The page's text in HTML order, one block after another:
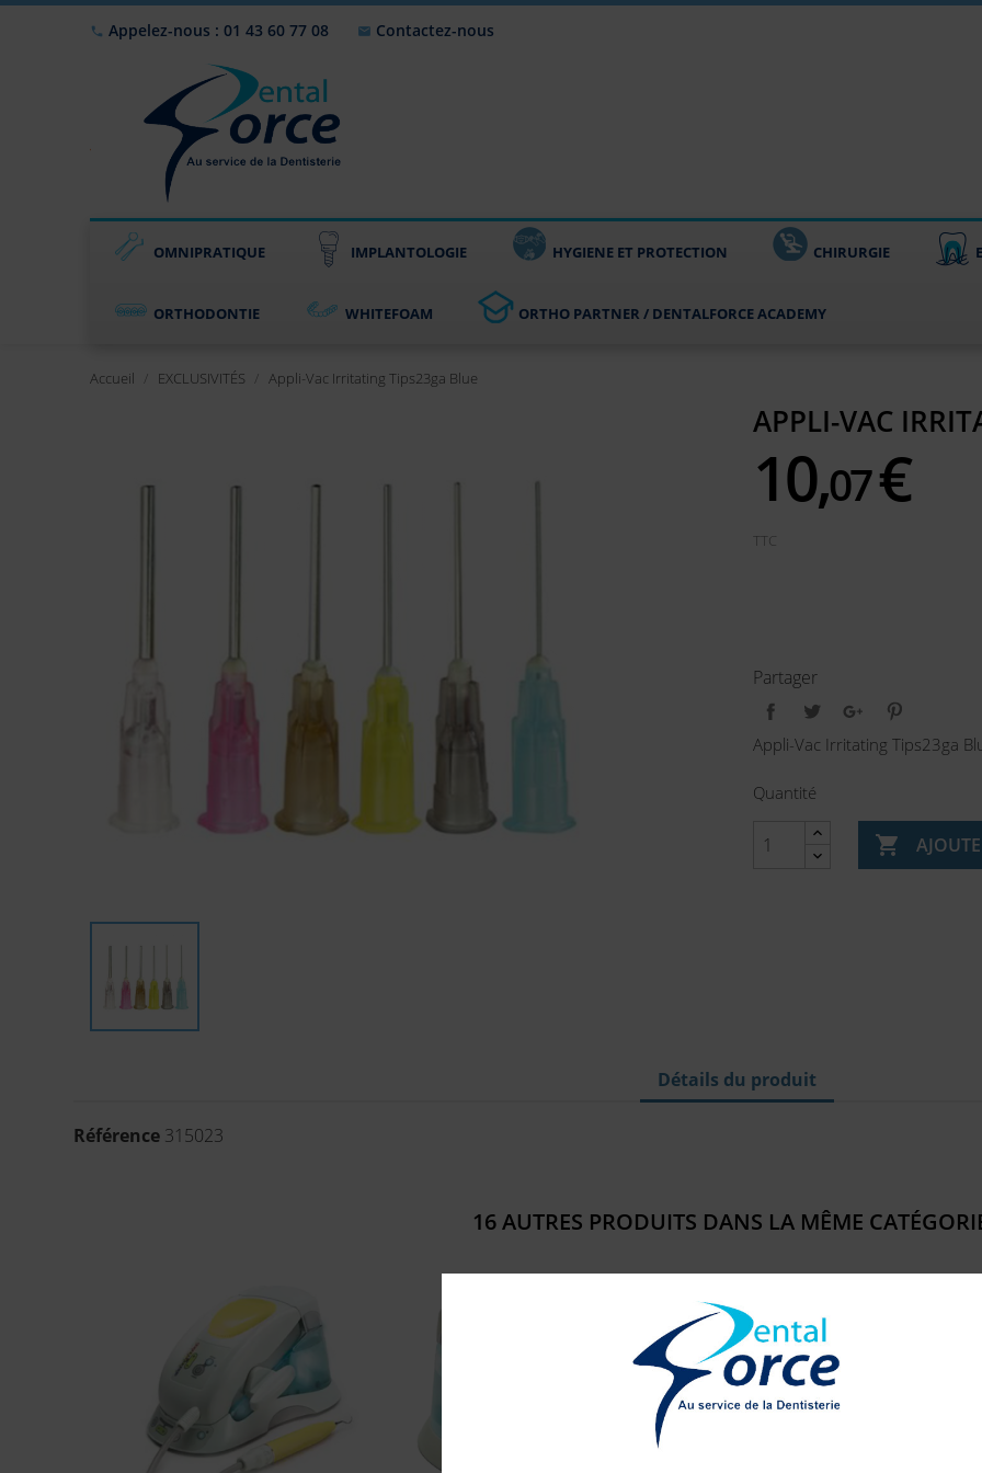
 Appelez-nous : 01 43 60 77 08  Contactez-nous
OMNIPRATIQUE IMPLANTOLOGIE HYGIENE ET PROTECTION CHIRURGIE
ORTHODONTIE WHITEFOAM ORTHO PARTNER / DENTALFORCE ACADEMY
Accueil EXCLUSIVITÉS Appli-Vac Irritating Tips23ga Blue
APPLI-VAC
10,07€
TTC
Partager
Appli-Vac Irritating Tips23ga
Quantité

Détails du produit
Référence 315023
16 AUTRES PRODUITS DANS LA MÊME